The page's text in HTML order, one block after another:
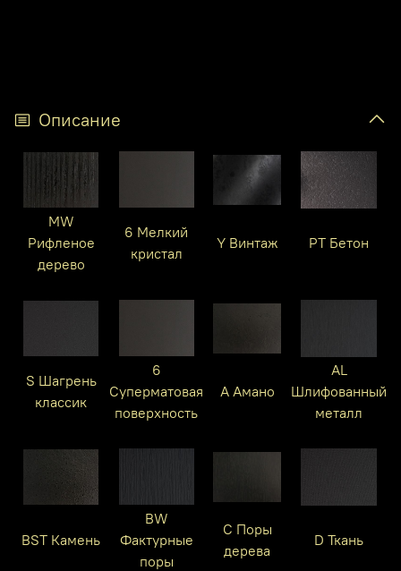
Описание
MW
Рифленое
дерево
6 Мелкий
кристал
Y Винтаж PT Бетон
S Шагрень
классик
6
Суперматовая
поверхность
A Амано
AL
Шлифованный
металл
BST Камень
BW
Фактурные
поры
C Поры
дерева
D Ткань